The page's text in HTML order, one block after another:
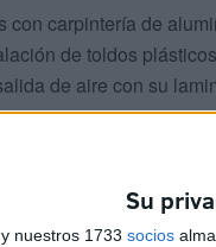
Su
nuestros 1733 socios
con carpintería de
de toldos
de aire con su